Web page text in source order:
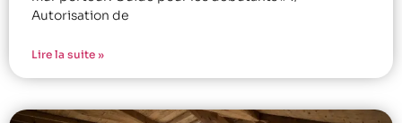
Autorisation de
Lire la suite »